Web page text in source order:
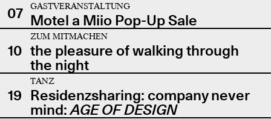
07
GASTVERANSTALTUNG
Motel a Miio Pop-Up Sale
10
ZUM MITMACHEN
the pleasure of walking through
the night
19
TANZ
Residenzsharing: company never
mind:AGE OF DESIGN